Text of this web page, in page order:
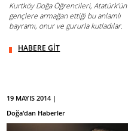
Kurtköy Doğa Öğrencileri, Atatürk'ün
gençlere armağan ettiği bu anlamlı
bayramı, onur ve gururla kutladılar.
HABERE GİT
19 MAYIS 2014 |
Doğa'dan Haberler